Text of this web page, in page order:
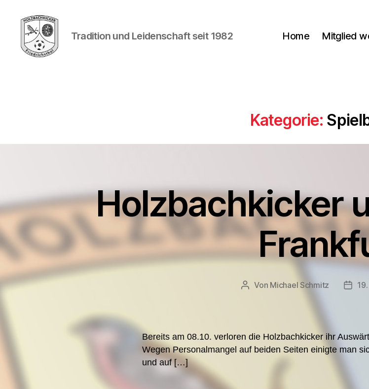
Tradition und Leidenschaft seit 1982 Home Mitglied
Kategorie:
Holzbachkicker
Beitragsautor
Von Michael Schmitz
Bereits am 08.10. verloren die Holzbachkicker ihr
Wegen Personalmangel auf beiden Seiten einigte man
und auf […]